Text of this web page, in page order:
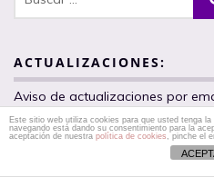
ACTUALIZACIONES:
Aviso de actualizaciones por
Implica aceptar nuestra política
privacidad.
Este sitio web utiliza cookies para que usted tenga
navegando está dando su consentimiento para la
aceptación de nuestra política de cookies , pinche el